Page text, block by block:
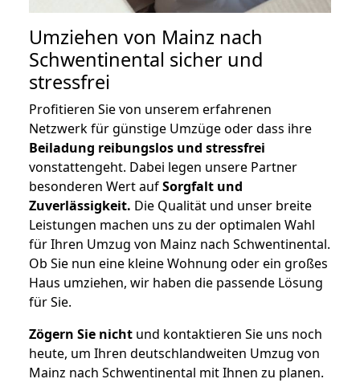
Umziehen von Mainz nach
Schwentinental sicher und
stressfrei
Profitieren Sie von unserem erfahrenen
Netzwerk für günstige Umzüge oder dass ihre
Beiladung reibungslos und stressfrei
vonstattengeht. Dabei legen unsere Partner
besonderen Wert aufSorgfalt und
Zuverlässigkeit. Die Qualität und unser breite
Leistungen machen uns zu der optimalen Wahl
für Ihren Umzug von Mainz nach Schwentinental.
Ob Sie nun eine kleine Wohnung oder ein großes
Haus umziehen, wir haben die passende Lösung
für Sie.
Zögern Sie nicht und kontaktieren Sie uns noch
heute, um Ihren deutschlandweiten Umzug von
Mainz nach Schwentinental mit Ihnen zu planen.